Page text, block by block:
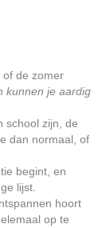
of de zomer
kunnen je aardig
school zijn, de
dan normaal, of
begint, en
lijst.
hoort
op te